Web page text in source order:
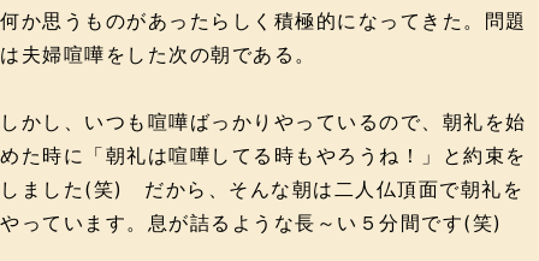
何か思うものがあったらしく積極的になってきた。問題
は夫婦喧嘩をした次の朝である。
しかし、いつも喧嘩ばっかりやっているので、朝礼を始
めた時に「朝礼は喧嘩してる時もやろうね！」と約束を
しました(笑) だから、そんな朝は二人仏頂面で朝礼を
やっています。息が詰るような長～い５分間です(笑)